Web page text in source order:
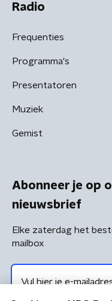
Radio
Frequenties
Programma's
Presentatoren
Muziek
Gemist
Abonneer je op
nieuwsbrief
Elke zaterdag het
mailbox